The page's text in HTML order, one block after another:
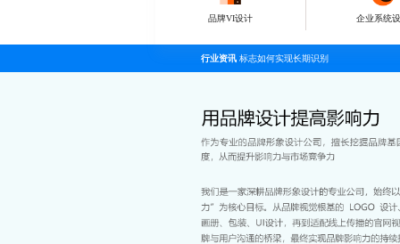
品牌VI设计 企业系统
行业资讯 标志如何实现长期识别